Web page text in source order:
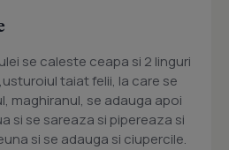
se caleste ceapa si 2 linguri
taiat felii, la care se
maghiranul, se adauga apoi
si se sareaza si pipereaza si
si se adauga si ciupercile.